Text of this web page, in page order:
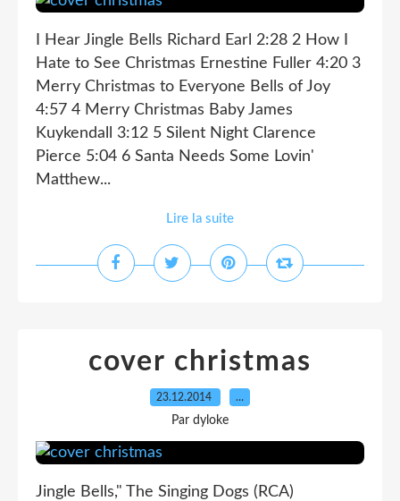
I Hear Jingle Bells Richard Earl 2:28 2 How I
Hate to See Christmas Ernestine Fuller 4:20 3
Merry Christmas to Everyone Bells of Joy
4:57 4 Merry Christmas Baby James
Kuykendall 3:12 5 Silent Night Clarence
Pierce 5:04 6 Santa Needs Some Lovin'
Matthew...
Lire la suite
cover christmas
23.12.2014 …
Par dyloke
Jingle Bells," The Singing Dogs (RCA)